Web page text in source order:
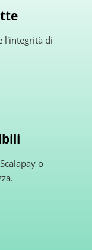
l'integrità di
o